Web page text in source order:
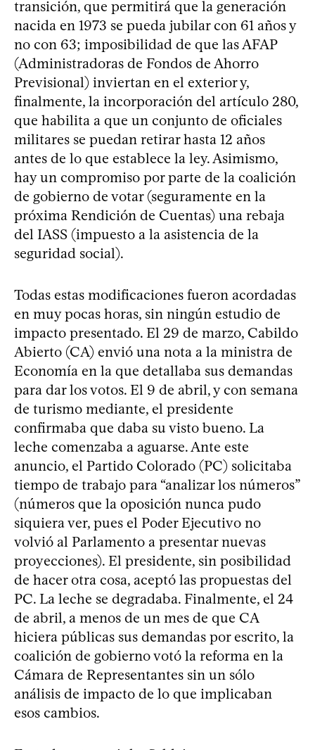
transición, que permitirá que la generación
nacida en 1973 se pueda jubilar con 61 años y
no con 63; imposibilidad de que las AFAP
(Administradoras de Fondos de Ahorro
Previsional) inviertan en el exterior y,
finalmente, la incorporación del artículo 280,
que habilita a que un conjunto de oficiales
militares se puedan retirar hasta 12 años
antes de lo que establece la ley. Asimismo,
hay un compromiso por parte de la coalición
de gobierno de votar (seguramente en la
próxima Rendición de Cuentas) una rebaja
del IASS (impuesto a la asistencia de la
seguridad social).
Todas estas modificaciones fueron acordadas
en muy pocas horas, sin ningún estudio de
impacto presentado. El 29 de marzo, Cabildo
Abierto (CA) envió una nota a la ministra de
Economía en la que detallaba sus demandas
para dar los votos. El 9 de abril, y con semana
de turismo mediante, el presidente
confirmaba que daba su visto bueno. La
leche comenzaba a aguarse. Ante este
anuncio, el Partido Colorado (PC) solicitaba
tiempo de trabajo para “analizar los números”
(números que la oposición nunca pudo
siquiera ver, pues el Poder Ejecutivo no
volvió al Parlamento a presentar nuevas
proyecciones). El presidente, sin posibilidad
de hacer otra cosa, aceptó las propuestas del
PC. La leche se degradaba. Finalmente, el 24
de abril, a menos de un mes de que CA
hiciera públicas sus demandas por escrito, la
coalición de gobierno votó la reforma en la
Cámara de Representantes sin un sólo
análisis de impacto de lo que implicaban
esos cambios.